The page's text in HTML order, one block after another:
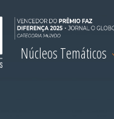
Núcleos Temáticos